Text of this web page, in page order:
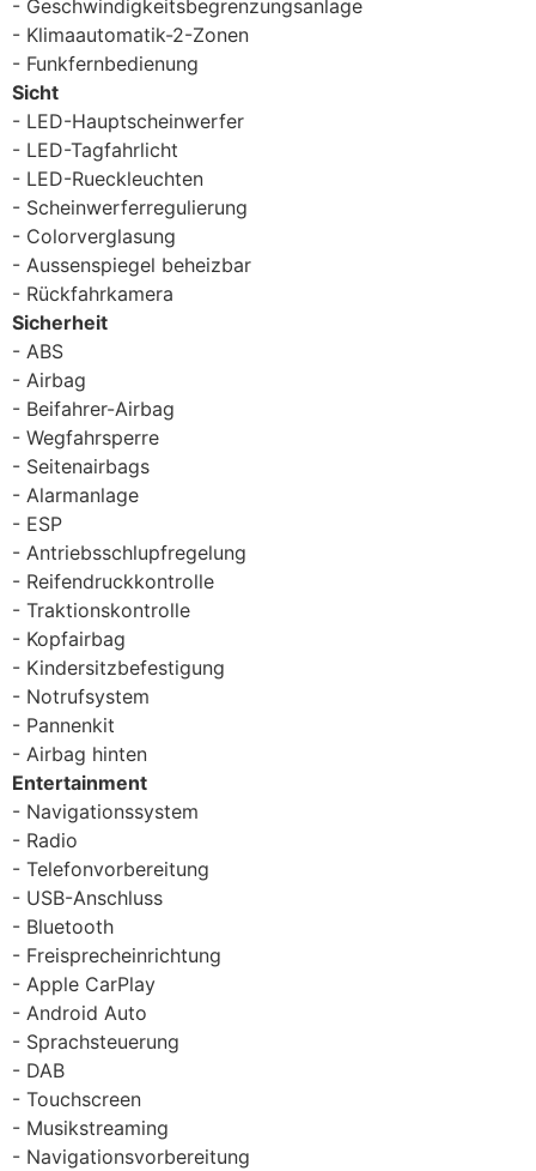
Geschwindigkeitsbegrenzungsanlage
Klimaautomatik-2-Zonen
Funkfernbedienung
Sicht
LED-Hauptscheinwerfer
LED-Tagfahrlicht
LED-Rueckleuchten
Scheinwerferregulierung
Colorverglasung
Aussenspiegel beheizbar
Rückfahrkamera
Sicherheit
ABS
Airbag
Beifahrer-Airbag
Wegfahrsperre
Seitenairbags
Alarmanlage
ESP
Antriebsschlupfregelung
Reifendruckkontrolle
Traktionskontrolle
Kopfairbag
Kindersitzbefestigung
Notrufsystem
Pannenkit
Airbag hinten
Entertainment
Navigationssystem
Radio
Telefonvorbereitung
USB-Anschluss
Bluetooth
Freisprecheinrichtung
Apple CarPlay
Android Auto
Sprachsteuerung
DAB
Touchscreen
Musikstreaming
Navigationsvorbereitung